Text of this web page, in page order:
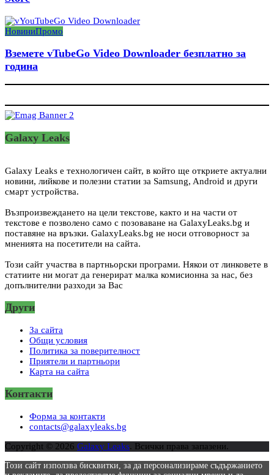
НовиниПромо
Вземете vTubeGo Video Downloader безплатно за
година
Galaxy Leaks
Galaxy Leaks е технологичен сайт, в който ще откриете актуални
новини, лийкове и полезни статии за Samsung, Android и други
смарт устройства.
Възпроизвеждането на цели текстове, както и на части от
текстове е позволено само с позоваване на GalaxyLeaks.bg и
поставяне на връзки. GalaxyLeaks.bg не носи отговорност за
мненията на посетители на сайта.
Този сайт участва в партньорски програми. Някои от линковете в
статиите ни могат да генерират малка комисионна за нас, без
допълнителни разходи за Вас
Други
За сайта
Общи условия
Политика за поверителност
Приятели и партньори
Карта на сайта
Контакти
Форма за контакти
contacts@galaxyleaks.bg
Copyright © 2026 Galaxy Leaks. Всички права запазени.
Този сайт използва бисквитки, за да персонализираме съдържанието